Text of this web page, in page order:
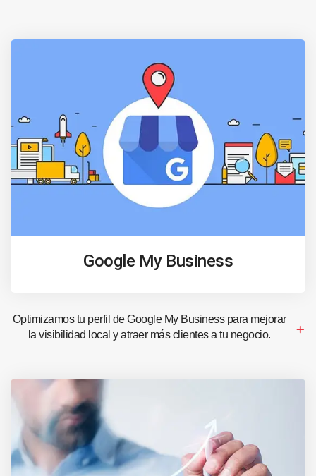
Google My Business
Optimizamos tu perfil de Google My Business para mejorar
la visibilidad local y atraer más clientes a tu negocio.